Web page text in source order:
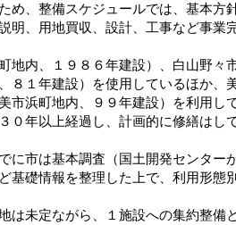
め、整備スケジュールでは、基本方
明、用地買収、設計、工事など事業
内、１９８６年建設）、白山野々
８１年建設）を使用しているほか、
市浜町地内、９９年建設）を利用し
０年以上経過し、計画的に修繕はし
に市は基本調査（国土開発センター
基礎情報を整理した上で、利用形態
未定ながら、１施設への集約整備